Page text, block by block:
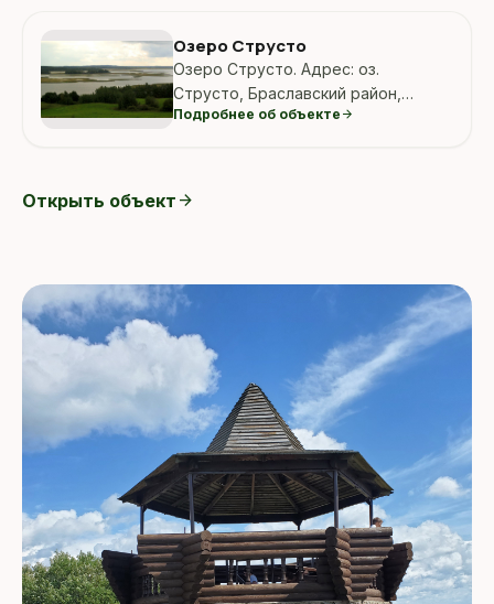
Озеро Струсто
Озеро Струсто. Адрес: оз.
Струсто, Браславский район,
Витебская область, Беларусь.
Подробнее об объекте arrow_forward
Открыть объект arrow_forward